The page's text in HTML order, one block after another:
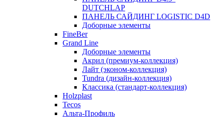
DUTCHLAP
ПАНЕЛЬ САЙДИНГ LOGISTIC D4D
Доборные элементы
FineBer
Grand Line
Доборные элементы
Акрил (премиум-коллекция)
Лайт (эконом-коллекция)
Tundra (дизайн-коллекция)
Классика (стандарт-коллекция)
Holzplast
Tecos
Альта-Профиль